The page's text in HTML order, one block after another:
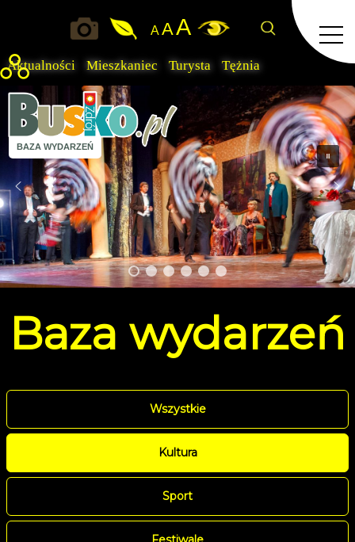
Aktualności Mieszkaniec Turysta Tężnia
A AA
BAZA WYDARZEŃ
Baza wydarzeń
Wszystkie
Kultura
Sport